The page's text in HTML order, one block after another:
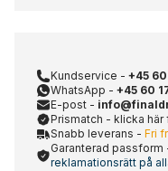
Kundservice - +45 60
WhatsApp - +45 60
E-post -
Prismatch - klicka här
Snabb leverans - Fri
Garanterad passform
reklamationsrätt på